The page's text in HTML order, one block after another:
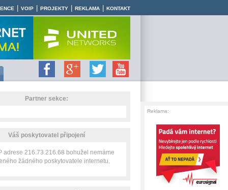
VOIP PROJEKTY REKLAMA KONTAKT
Partner sekce:
Váš poskytovatel připojení
adrese 216.73.216.68 bohužel nemáme
žádného poskytovatele internetu.
Reklama: